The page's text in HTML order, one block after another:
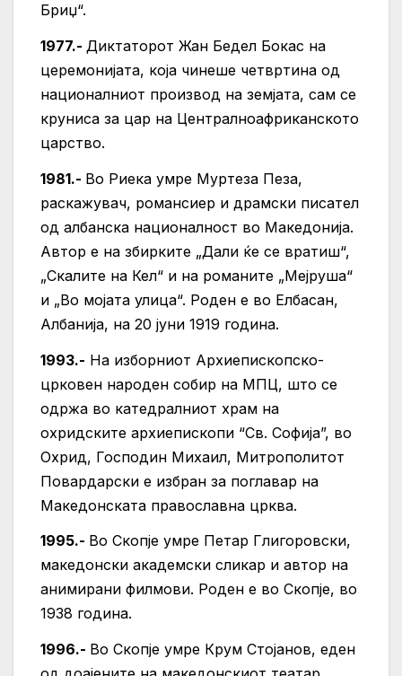
Бриџ“.
1977.- Диктаторот Жан Бедел Бокас на
церемонијата, која чинеше четвртина од
националниот производ на земјата, сам се
круниса за цар на Централноафриканското
царство.
1981.- Во Риека умре Муртеза Пеза,
раскажувач, романсиер и драмски писател
од албанска националност во Македонија.
Автор е на збирките „Дали ќе се вратиш“,
„Скалите на Кел“ и на романите „Мејруша“
и „Во мојата улица“. Роден е во Елбасан,
Албанија, на 20 јуни 1919 година.
1993.- На изборниот Архиепископско-
црковен народен собир на МПЦ, што се
одржа во катедралниот храм на
охридските архиепископи “Св. Софија”, во
Охрид, Господин Михаил, Митрополитот
Повардарски е избран за поглавар на
Македонската православна црква.
1995.- Во Скопје умре Петар Глигоровски,
македонски академски сликар и автор на
анимирани филмови. Роден е во Скопје, во
1938 година.
1996.- Во Скопје умре Крум Стојанов, еден